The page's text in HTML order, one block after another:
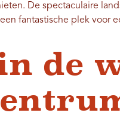
De spectaculaire
fantastische plek voor
de